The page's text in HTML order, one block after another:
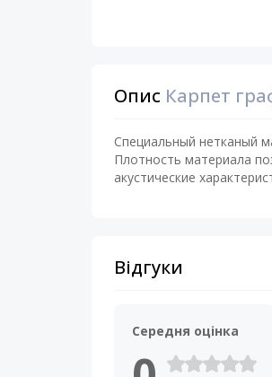
Опис Карпет
Специальный нетканый
Плотность материала
акустические
Відгуки
Середня оцінка